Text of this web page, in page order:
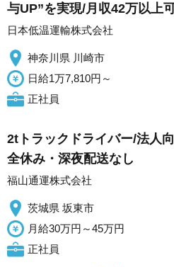
与UP”を実現/月収42万以上
日本低温運輸株式会社
神奈川県 川崎市
日給1万7,810円～
正社員
2tトラックドライバー/法人
全休み・深夜配送なし
福山通運株式会社
茨城県 坂東市
月給30万円～45万円
正社員